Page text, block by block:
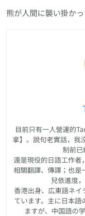
熊が人間に襲い掛かっ
目前只有一人營運的
拿】。說句老實話，我
制前已
還是現役的日語工作者
相關翻譯、傳譯；也是
兒依進度
香港出身、広東語ネイ
ています。主に日本
ますが、中国語の